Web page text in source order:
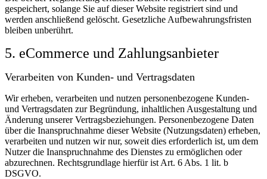
gespeichert, solange Sie auf dieser Website registriert sind und
werden anschließend gelöscht. Gesetzliche Aufbewahrungsfristen
bleiben unberührt.
5. eCommerce und Zahlungs­anbieter
Verarbeiten von Kunden- und Vertragsdaten
Wir erheben, verarbeiten und nutzen personenbezogene Kunden-
und Vertragsdaten zur Begründung, inhaltlichen Ausgestaltung und
Änderung unserer Vertragsbeziehungen. Personenbezogene Daten
über die Inanspruchnahme dieser Website (Nutzungsdaten) erheben,
verarbeiten und nutzen wir nur, soweit dies erforderlich ist, um dem
Nutzer die Inanspruchnahme des Dienstes zu ermöglichen oder
abzurechnen. Rechtsgrundlage hierfür ist Art. 6 Abs. 1 lit. b
DSGVO.